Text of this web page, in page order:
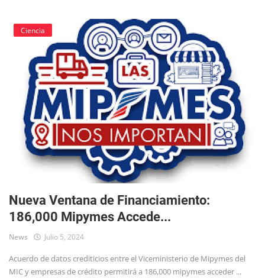
Ciencia
Nueva Ventana de Financiamiento:
186,000 Mipymes Accede...
News Julio 5, 2024
Acuerdo de datos crediticios entre el Viceministerio de Mipymes del
MIC y empresas de crédito permitirá a 186,000 mipymes acceder ...